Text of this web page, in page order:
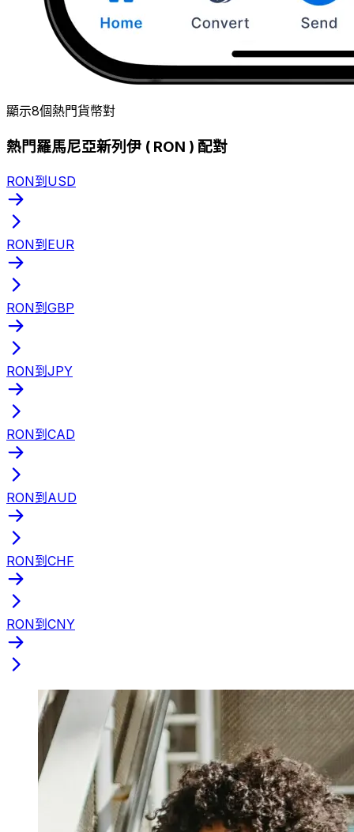
顯示8個熱門貨幣對
熱門羅馬尼亞新列伊 ( RON ) 配對
RON到USD
RON到EUR
RON到GBP
RON到JPY
RON到CAD
RON到AUD
RON到CHF
RON到CNY